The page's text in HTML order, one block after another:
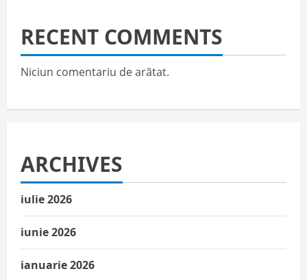
RECENT COMMENTS
Niciun comentariu de arătat.
ARCHIVES
iulie 2026
iunie 2026
ianuarie 2026